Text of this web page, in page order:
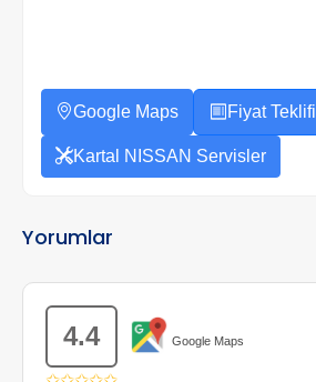
Google Maps Fiyat Teklifi
Kartal NISSAN Servisler
Yorumlar
4.4 Google Maps